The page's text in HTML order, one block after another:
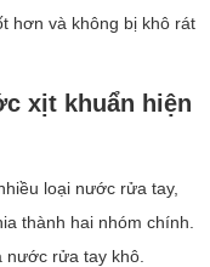
hơn và không bị khô rát
xịt khuẩn hiện
loại nước rửa tay,
thành hai nhóm chính.
rửa tay khô.